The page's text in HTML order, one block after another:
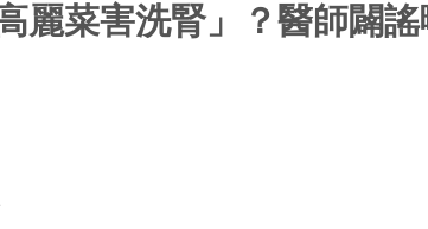
麗菜害洗腎」？醫師闢謠